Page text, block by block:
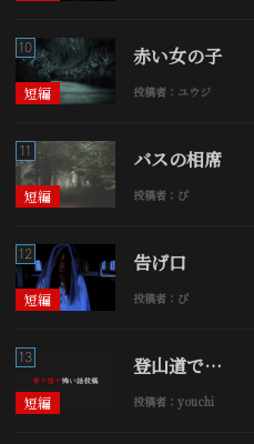
短編
10 赤い女の子
投稿者：ユウジ
短編
11 バスの相席
投稿者：ぴ
短編
12 告げ口
投稿者：ぴ
短編
13 登山道で…
投稿者：youchi